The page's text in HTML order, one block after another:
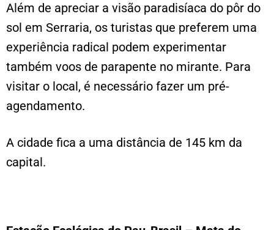
Além de apreciar a visão paradisíaca do pôr do
sol em Serraria, os turistas que preferem uma
experiência radical podem experimentar
também voos de parapente no mirante. Para
visitar o local, é necessário fazer um pré-
agendamento.
A cidade fica a uma distância de 145 km da
capital.